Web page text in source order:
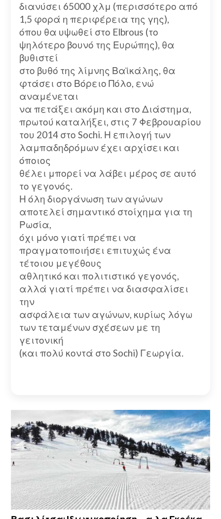
διανύσει 65000 χλμ (περισσότερο από
1,5 φορά η περιφέρεια της γης),
όπου θα υψωθεί στο Elbrous (το
ψηλότερο βουνό της Ευρώπης), θα
βυθιστεί
στο βυθό της λίμνης Βαϊκάλης, θα
φτάσει στο Βόρειο Πόλο, ενώ
αναμένεται
να πετάξει ακόμη και στο Διάστημα,
πρωτού καταλήξει, στις 7 Φεβρουαρίου
του 2014 στο Sochi. Η επιλογή των
λαμπαδηδρόμων έχει αρχίσει και
όποιος
θέλει μπορεί να λάβει μέρος σε αυτό
το γεγονός.
Η όλη διοργάνωση των αγώνων
αποτελεί σημαντικό στοίχημα για τη
Ρωσία,
όχι μόνο γιατί πρέπει να
πραγματοποιήσει επιτυχώς ένα
τέτοιου μεγέθους
αθλητικό και πολιτιστικό γεγονός,
αλλά γιατί πρέπει να διασφαλίσει
την
ασφάλεια των αγώνων, κυρίως λόγω
των τεταμένων σχέσεων με τη
γειτονική
(και πολύ κοντά στο Sochi) Γεωργία.